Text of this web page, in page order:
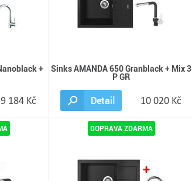
+
9 184 Kč
Sinks AMANDA 650 Granblack + Mix 3
P GR
Detail 10 020 Kč